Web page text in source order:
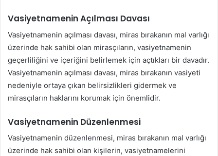
Vasiyetnamenin Açılması Davası
Vasiyetnamenin açılması davası, miras bırakanın mal varlığı
üzerinde hak sahibi olan mirasçıların, vasiyetnamenin
geçerliliğini ve içeriğini belirlemek için açtıkları bir davadır.
Vasiyetnamenin açılması davası, miras bırakanın vasiyeti
nedeniyle ortaya çıkan belirsizlikleri gidermek ve
mirasçıların haklarını korumak için önemlidir.
Vasiyetnamenin Düzenlenmesi
Vasiyetnamenin düzenlenmesi, miras bırakanın mal varlığı
üzerinde hak sahibi olan kişilerin, vasiyetnamelerini